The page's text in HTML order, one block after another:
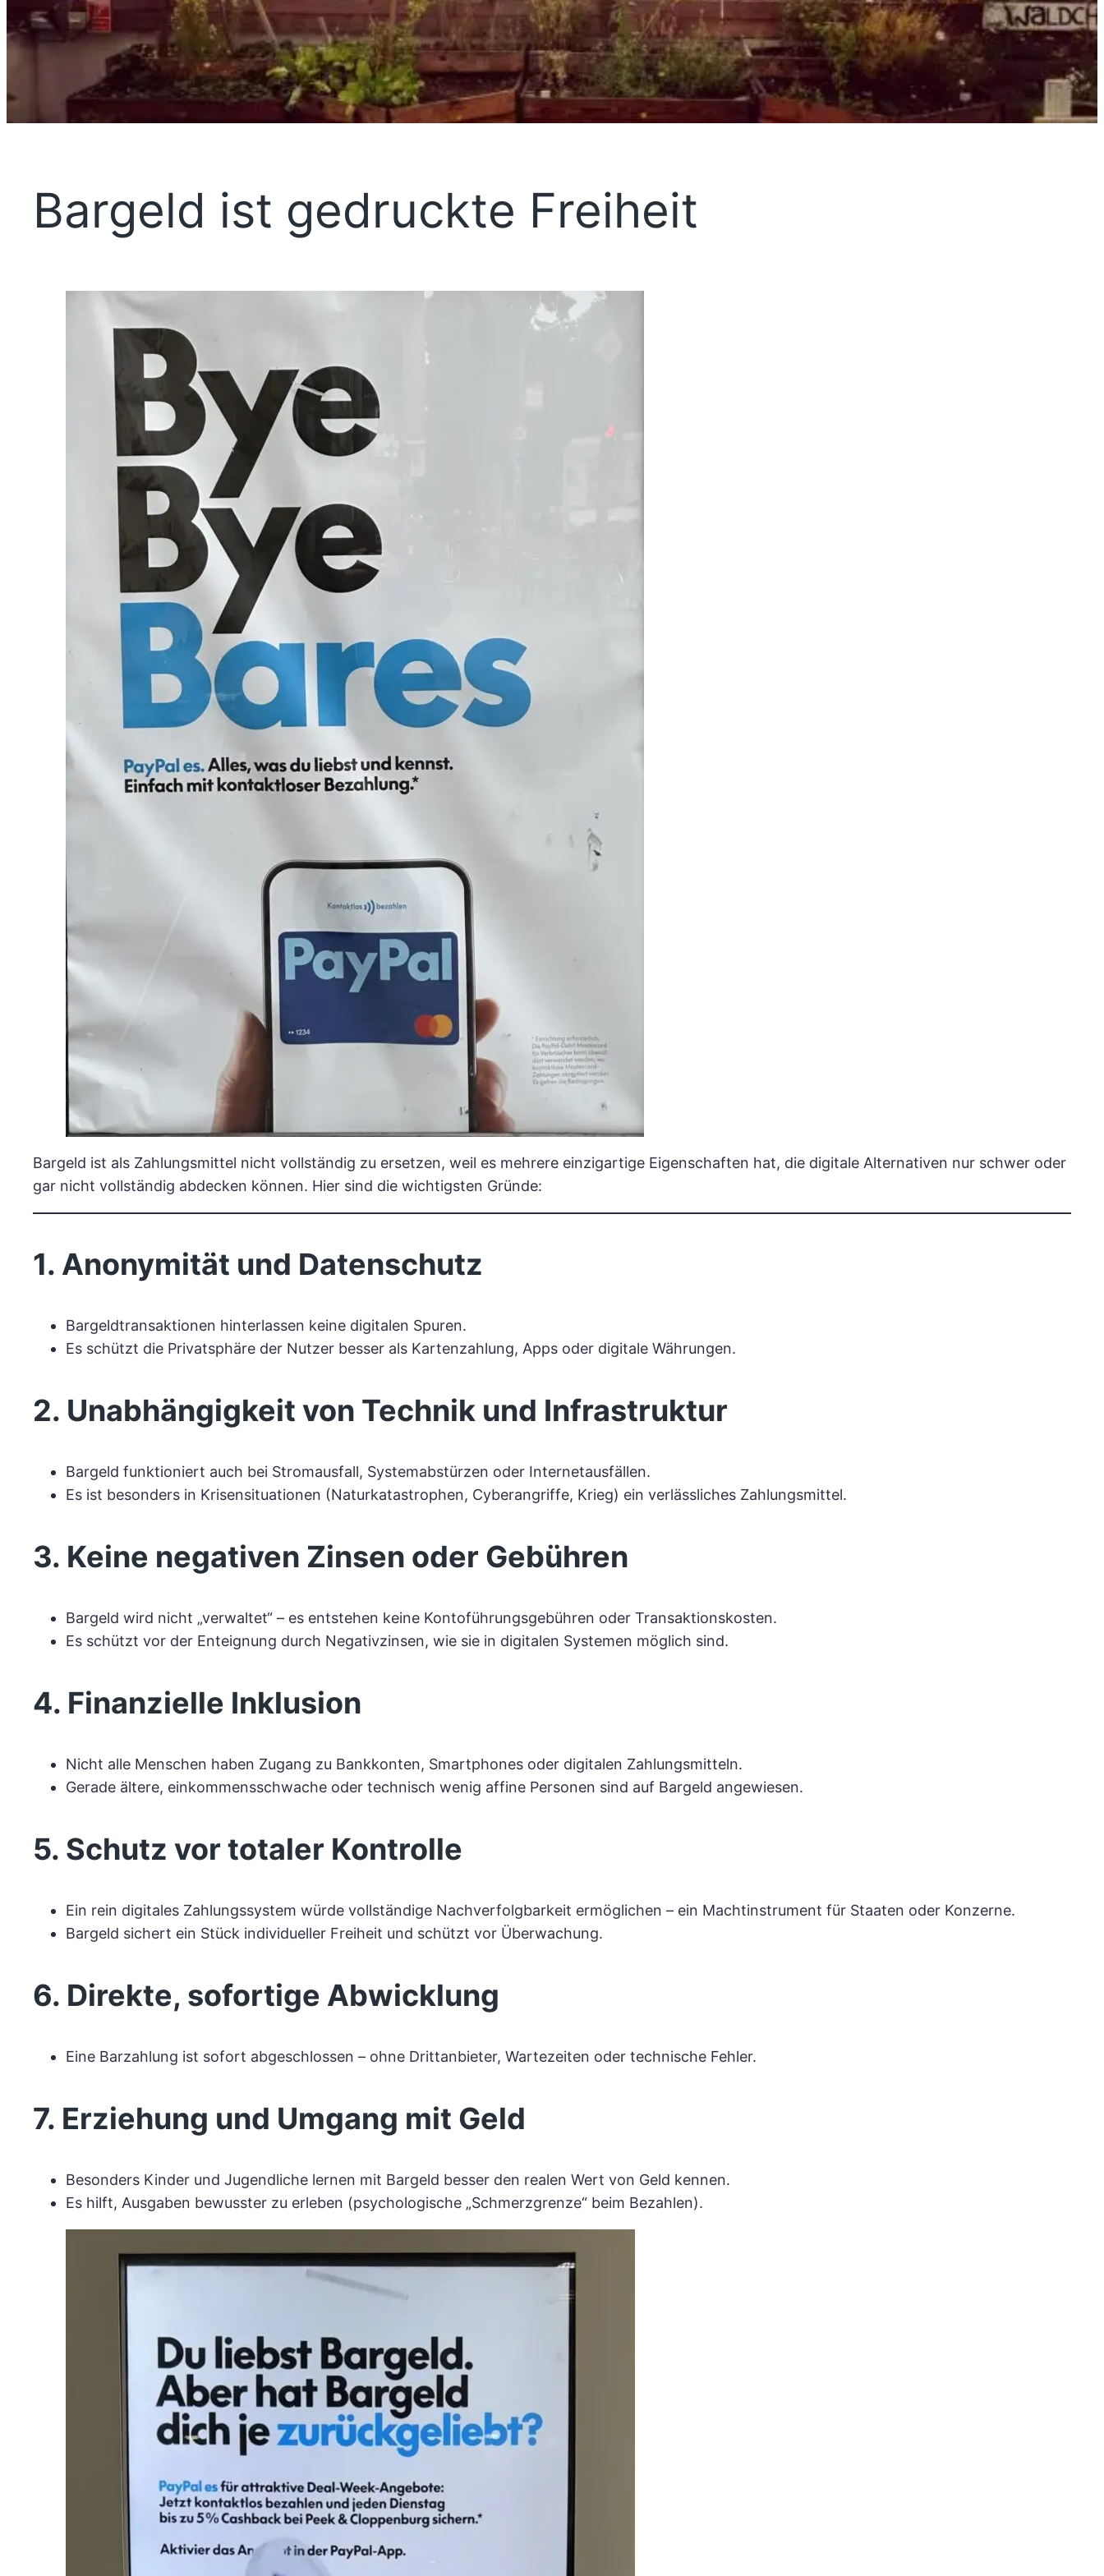
Bargeld ist gedruckte Freiheit
Bargeld ist als Zahlungsmittel nicht vollständig zu ersetzen, weil es mehrere einzigartige Eigenschaften hat, die digitale Alternativen nur schwer oder
gar nicht vollständig abdecken können. Hier sind die wichtigsten Gründe:
1. Anonymität und Datenschutz
Bargeldtransaktionen hinterlassen keine digitalen Spuren.
Es schützt die Privatsphäre der Nutzer besser als Kartenzahlung, Apps oder digitale Währungen.
2. Unabhängigkeit von Technik und Infrastruktur
Bargeld funktioniert auch bei Stromausfall, Systemabstürzen oder Internetausfällen.
Es ist besonders in Krisensituationen (Naturkatastrophen, Cyberangriffe, Krieg) ein verlässliches Zahlungsmittel.
3. Keine negativen Zinsen oder Gebühren
Bargeld wird nicht „verwaltet“ – es entstehen keine Kontoführungsgebühren oder Transaktionskosten.
Es schützt vor der Enteignung durch Negativzinsen, wie sie in digitalen Systemen möglich sind.
4. Finanzielle Inklusion
Nicht alle Menschen haben Zugang zu Bankkonten, Smartphones oder digitalen Zahlungsmitteln.
Gerade ältere, einkommensschwache oder technisch wenig affine Personen sind auf Bargeld angewiesen.
5. Schutz vor totaler Kontrolle
Ein rein digitales Zahlungssystem würde vollständige Nachverfolgbarkeit ermöglichen – ein Machtinstrument für Staaten oder Konzerne.
Bargeld sichert ein Stück individueller Freiheit und schützt vor Überwachung.
6. Direkte, sofortige Abwicklung
Eine Barzahlung ist sofort abgeschlossen – ohne Drittanbieter, Wartezeiten oder technische Fehler.
7. Erziehung und Umgang mit Geld
Besonders Kinder und Jugendliche lernen mit Bargeld besser den realen Wert von Geld kennen.
Es hilft, Ausgaben bewusster zu erleben (psychologische „Schmerzgrenze“ beim Bezahlen).